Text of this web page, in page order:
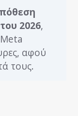
2026,
αφού
τους.